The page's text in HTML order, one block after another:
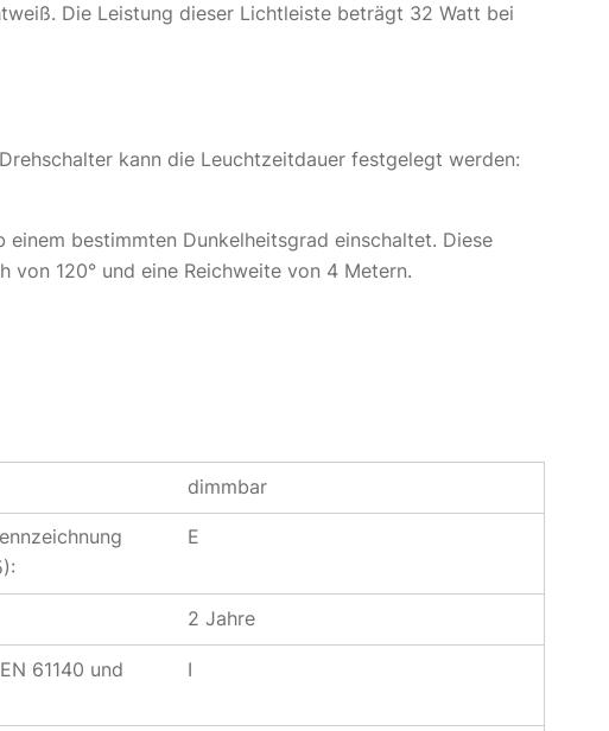
Die Leistung dieser Lichtleiste beträgt 32 Watt bei
kann die Leuchtzeitdauer festgelegt werden:
bestimmten Dunkelheitsgrad einschaltet. Diese
von 120° und eine Reichweite von 4 Metern.
dimmbar
E
2 Jahre
61140 und
I